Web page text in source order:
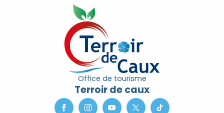
Soirée contée « Soir des Ombres » avec la
2eme nuit des étoiles
Exposition de peinture : Elisabeth Haloo Joye et
Exposition de peinture - Karine Duriez
Exposition : Bénédicte, Cédric & René Vardon
[Exposition] Peinture comme photo, photo comme
Stage de natation 2026
Exposition : au jardin potager
Marche douce et botanique
Concerts à l'Envers du Croco
Office de tourisme
Terroir de caux